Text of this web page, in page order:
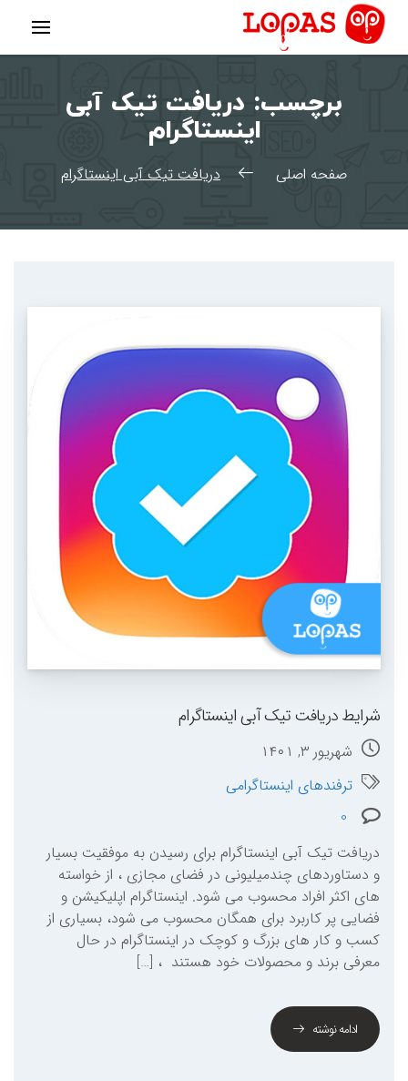
پرش
محتوا
برچسب: دریافت تیک آبی
اینستاگرام
صفحه اصلی دریافت تیک آبی اینستاگرام
شرایط دریافت تیک آبی اینستاگرام
شهریور ۳, ۱۴۰۱
ترفندهای اینستاگرامی
دریافت تیک آبی اینستاگرام برای رسیدن به موفقیت بسیار
و دستاوردهای چندمیلیونی در فضای مجازی ، از خواسته
های اکثر افراد محسوب می شود. اینستاگرام اپلیکیشن و
فضایی پر کاربرد برای همگان محسوب می شود، بسیاری از
کسب و کار های بزرگ و کوچک در اینستاگرام در حال
معرفی برند و محصولات خود هستند ، […]
ادامه نوشته